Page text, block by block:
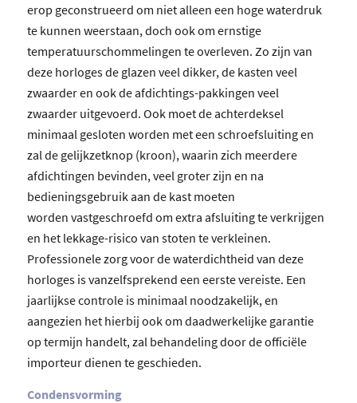
erop geconstrueerd om niet alleen een hoge waterdruk
te kunnen weerstaan, doch ook om ernstige
temperatuurschommelingen te overleven. Zo zijn van
deze horloges de glazen veel dikker, de kasten veel
zwaarder en ook de afdichtings-pakkingen veel
zwaarder uitgevoerd. Ook moet de achterdeksel
minimaal gesloten worden met een schroefsluiting en
zal de gelijkzetknop (kroon), waarin zich meerdere
afdichtingen bevinden, veel groter zijn en na
bedieningsgebruik aan de kast moeten
worden vastgeschroefd om extra afsluiting te verkrijgen
en het lekkage-risico van stoten te verkleinen.
Professionele zorg voor de waterdichtheid van deze
horloges is vanzelfsprekend een eerste vereiste. Een
jaarlijkse controle is minimaal noodzakelijk, en
aangezien het hierbij ook om daadwerkelijke garantie
op termijn handelt, zal behandeling door de officiële
importeur dienen te geschieden.
Condensvorming